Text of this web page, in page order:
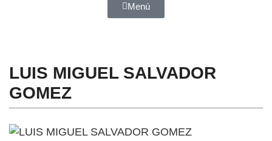
Menú
LUIS MIGUEL SALVADOR
GOMEZ